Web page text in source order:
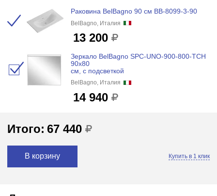
Раковина BelBagno 90 см BB-8099-3-90
BelBagno, Италия
13 200
Зеркало BelBagno SPC-UNO-900-800-TCH
90x80
см, с подсветкой
BelBagno, Италия
14 940
Итого: 67 440
В корзину Купить в 1 клик